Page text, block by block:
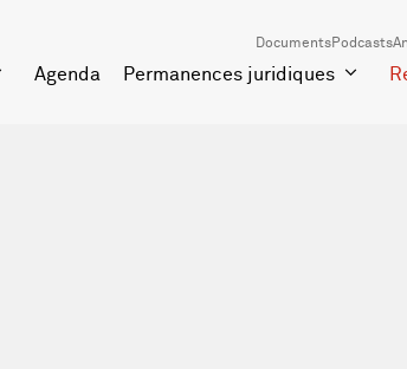
DocumentsPodcasts
Agenda Permanences juridiques